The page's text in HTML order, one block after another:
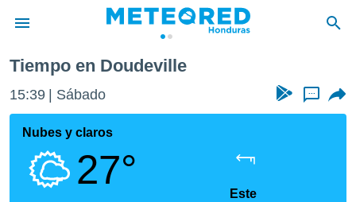
de
ha sido
Tiempo en Doudeville
15:39 Sábado ...
Nubes y claros
27°
Este